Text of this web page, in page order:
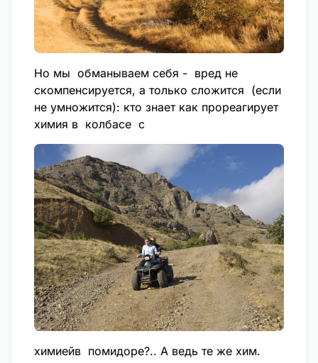
Но мы обманываем себя - вред не
скомпенсируется, а только сложится (если
не умножится): кто знает как прореагирует
химия в колбасе с
химиейв помидоре?.. А ведь те же хим.